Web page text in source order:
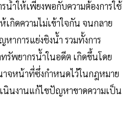
รน้ำให้เพียงพอกับความต้องการใช้
กิดความไม่เข้าใจกัน จนกลาย
าการแย่งชิงน้ำ รวมทั้งการ
พยากรน้ำในอดีต เกิดขึ้นโดย
จหน้าที่ซึ่งกำหนดไว้ในกฎหมาย
นินงานแก้ไขปัญหาขาดความเป็น